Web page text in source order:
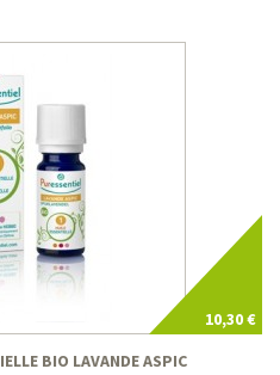
10,30 €
BIO LAVANDE ASPIC